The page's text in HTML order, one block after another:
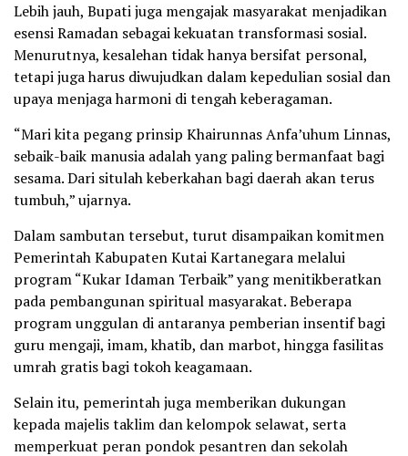
Lebih jauh, Bupati juga mengajak masyarakat menjadikan
esensi Ramadan sebagai kekuatan transformasi sosial.
Menurutnya, kesalehan tidak hanya bersifat personal,
tetapi juga harus diwujudkan dalam kepedulian sosial dan
upaya menjaga harmoni di tengah keberagaman.
“Mari kita pegang prinsip Khairunnas Anfa’uhum Linnas,
sebaik-baik manusia adalah yang paling bermanfaat bagi
sesama. Dari situlah keberkahan bagi daerah akan terus
tumbuh,” ujarnya.
Dalam sambutan tersebut, turut disampaikan komitmen
Pemerintah Kabupaten Kutai Kartanegara melalui
program “Kukar Idaman Terbaik” yang menitikberatkan
pada pembangunan spiritual masyarakat. Beberapa
program unggulan di antaranya pemberian insentif bagi
guru mengaji, imam, khatib, dan marbot, hingga fasilitas
umrah gratis bagi tokoh keagamaan.
Selain itu, pemerintah juga memberikan dukungan
kepada majelis taklim dan kelompok selawat, serta
memperkuat peran pondok pesantren dan sekolah